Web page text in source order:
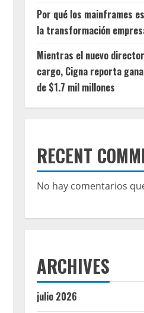
Por qué los mainframes
la transformación
Mientras el nuevo
cargo, Cigna reporta
de $1.7 mil millones
RECENT
No hay comentarios
ARCHIVES
julio 2026